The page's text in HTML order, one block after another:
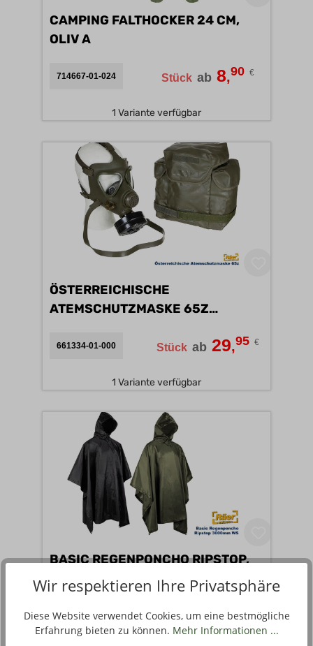
CAMPING FALTHOCKER 24 CM,
OLIV A
714667-01-024 Stück ab 8,90 €
1 Variante verfügbar
ÖSTERREICHISCHE
ATEMSCHUTZMASKE 65Z
661334-01-000 Stück ab 29,95 €
1 Variante verfügbar
BASIC REGENPONCHO RIPSTOP,
461624-01-000 Stück ab 19, 90 €
Wir respektieren Ihre Privatsphäre
Diese Website verwendet Cookies, um eine bestmögliche
Erfahrung bieten zu können. Mehr Informationen ...